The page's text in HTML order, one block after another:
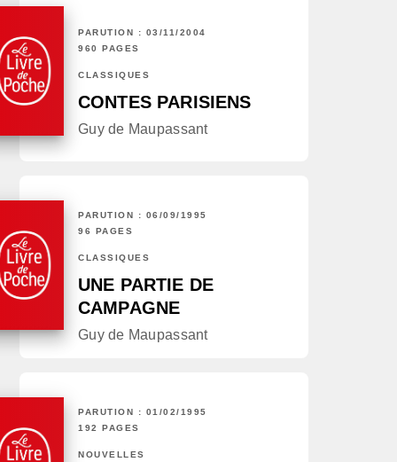
PARUTION : 03/11/2004
960 PAGES
CLASSIQUES
CONTES PARISIENS
Guy de Maupassant
PARUTION : 06/09/1995
96 PAGES
CLASSIQUES
UNE PARTIE DE
CAMPAGNE
Guy de Maupassant
PARUTION : 01/02/1995
192 PAGES
NOUVELLES